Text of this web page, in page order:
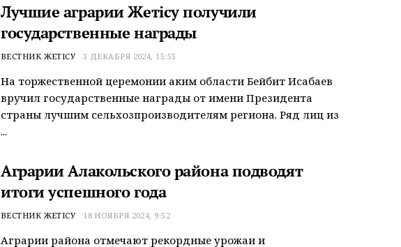
Лучшие аграрии Жетісу получили
государственные награды
ВЕСТНИК ЖЕТІСУ 3 ДЕКАБРЯ 2024, 15:55
На торжественной церемонии аким области Бейбит Исабаев
вручил государственные награды от имени Президента
страны лучшим сельхозпроизводителям региона. Ряд лиц из
...
Аграрии Алакольского района подводят
итоги успешного года
ВЕСТНИК ЖЕТІСУ 18 НОЯБРЯ 2024, 9:52
Аграрии района отмечают рекордные урожаи и